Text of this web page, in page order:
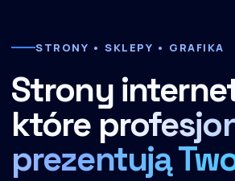
STRONY • SKLEPY • GRAFIKA
Strony
które
prezentują